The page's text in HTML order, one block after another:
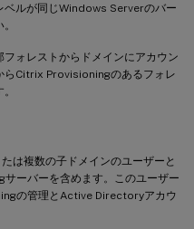
ベルが同じWindows Serverのバー
ォレストからドメインにアカウン
らCitrix Provisioningのあるフォレ
は複数の子ドメインのユーザーと
ーバーを含めます。このユーザー
の管理とActive Directoryアカウ